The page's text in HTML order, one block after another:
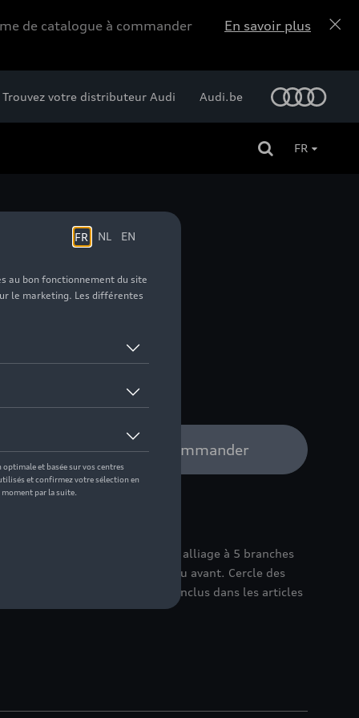
de catalogue à commander En savoir plus
Trouvez votre distributeur Audi Audi.be
FR
J x 20,
distributeur Audi pour commander
votre Audi avec des jantes en alliage à 5 branches
45 R20 103V XL sur l'essieu avant. Cercle des
de roue : 54 mm. Pneus non inclus dans les articles